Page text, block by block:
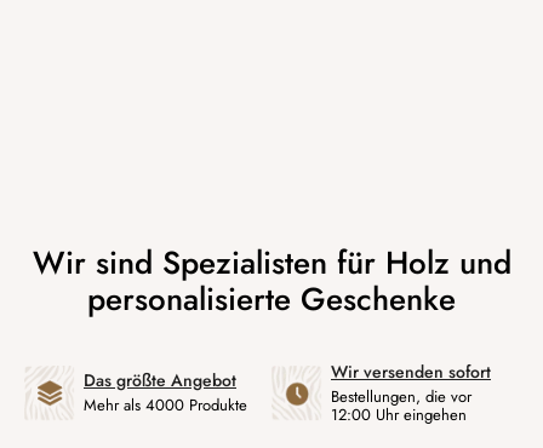
Das größte Angebot
Mehr als 4000 Produkte
Wir versenden sofort
Bestellungen, die vor
12:00 Uhr eingehen